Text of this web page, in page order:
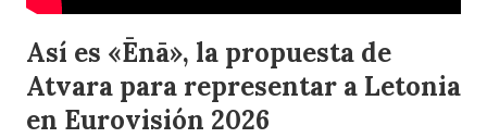
Así es «Ēnā», la propuesta de
Atvara para representar a Letonia
en Eurovisión 2026